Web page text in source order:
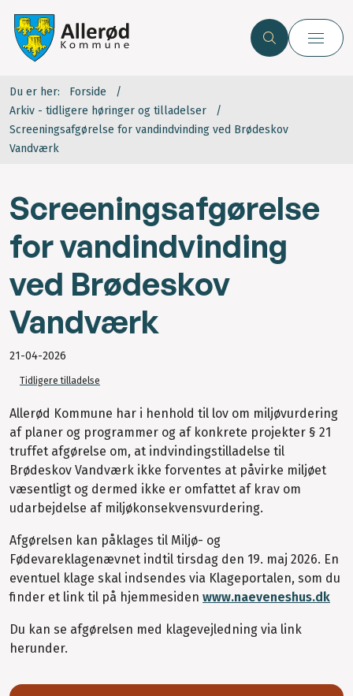
Du er her:
Forside
Arkiv - tidligere høringer og tilladelser
Screeningsafgørelse for vandindvinding ved Brødeskov
Vandværk
Screeningsafgørelse
for vandindvinding
ved Brødeskov
Vandværk
21-04-2026
Tidligere tilladelse
Allerød Kommune har i henhold til lov om miljøvurdering
af planer og programmer og af konkrete projekter § 21
truffet afgørelse om, at indvindingstilladelse til
Brødeskov Vandværk ikke forventes at påvirke miljøet
væsentligt og dermed ikke er omfattet af krav om
udarbejdelse af miljøkonsekvensvurdering.
Afgørelsen kan påklages til Miljø- og
Fødevareklagenævnet indtil tirsdag den 19. maj 2026. En
eventuel klage skal indsendes via Klageportalen, som du
finder et link til på hjemmesiden www.naeveneshus.dk
Du kan se afgørelsen med klagevejledning via link
herunder.